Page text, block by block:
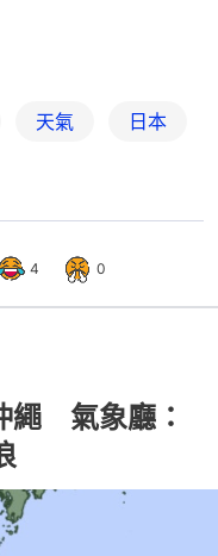
天氣 日本
4 0
繩 氣象廳：